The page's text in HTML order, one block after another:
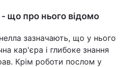
- що про нього відомо
зазначають, що у нього
кар'єра і глибоке знання
Крім роботи послом у